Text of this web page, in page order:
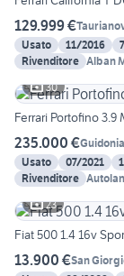
129.999 €
Usato
11/2016
Rivenditore Alban
30
Ferrari Portofino
235.000 €
Usato
07/2021
Rivenditore
23
Fiat 500 1.4 16v
13.900 €San